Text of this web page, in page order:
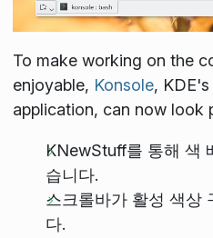
To make working on the
enjoyable, Konsole, KDE's
application, can now look
KNewStuff를 통해 색
습니다.
스크롤바가 활성 색상
다.